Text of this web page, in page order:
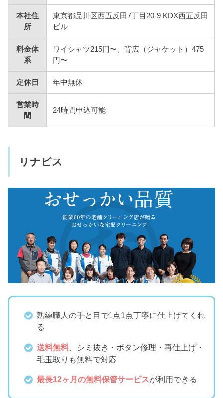
本社住
所
東京都品川区西五反田7丁目20-9 KDX西五反田
ビル
料金体
系
ワイシャツ215円〜、背広（ジャケット）475
円〜
定休日 年中無休
営業時
間
24時間申込可能
リナビス
熟練職人の手と目で1点1点丁寧に仕上げてくれ
る
送料無料、シミ抜き・ボタン修理・再仕上げ・
毛玉取りも無料で対応
最長12ヶ月の無料保管サービスが利用できる